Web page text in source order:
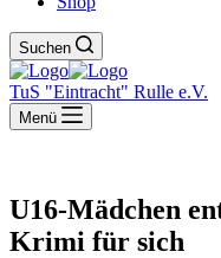
Suchen
TuS "Eintracht" Rulle e.V.
Menü
U16-Mädchen
Krimi für sich